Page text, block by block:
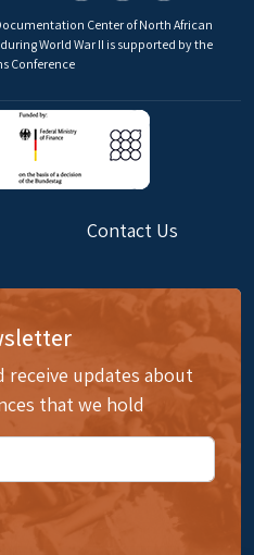
Center of North African
World War II is supported by the
Conference
Contact Us
receive updates about
that we hold